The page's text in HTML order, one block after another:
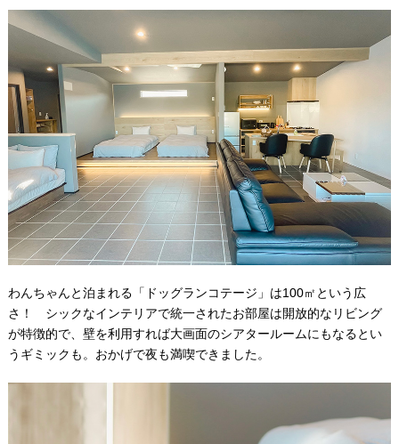
わんちゃんと泊まれる「ドッグランコテージ」は100㎡という広
さ！ シックなインテリアで統一されたお部屋は開放的なリビング
が特徴的で、壁を利用すれば大画面のシアタールームにもなるとい
うギミックも。おかげで夜も満喫できました。